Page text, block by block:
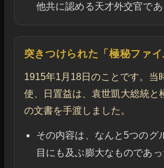
他共に認める天才外交官であ
突きつけられた「極秘ファイ
1915年1月18日のことです。当
使、日置益は、袁世凱大総統と
の文書を手渡しました。
その内容は、なんと5つのグ
目にも及ぶ膨大なものであっ